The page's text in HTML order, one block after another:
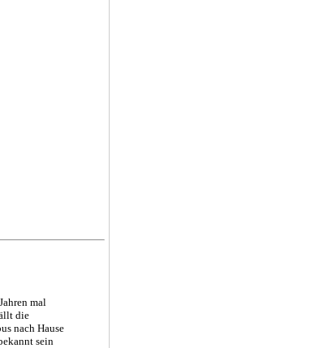
mal
die
nach Hause
sein